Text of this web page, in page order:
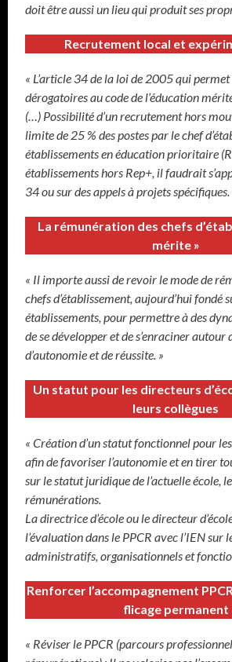
doit être aussi un lieu qui produit ses
Recrutement local et
« L’article 34 de la loi de 2005 qui
dérogatoires au code de l’éducation
(…) Possibilité d’un recrutement hors
limite de 25 % des postes par le chef
établissements en éducation prioritaire
établissements hors Rep+, il faudrait
34 ou sur des appels à projets spécifiques.
La rémunération des chefs
mérite »
« Il importe aussi de revoir le mode de
chefs d’établissement, aujourd’hui fondé
établissements, pour permettre à des
de se développer et de s’enraciner autour
d’autonomie et de réussite. »
Un statut pour les directeurs
leurs collègues
« Création d’un statut fonctionnel pour
afin de favoriser l’autonomie et en tirer
sur le statut juridique de l’actuelle école,
rémunérations.
La directrice d’école ou le directeur
l’évaluation dans le PPCR avec l’IEN sur
administratifs, organisationnels et
Renforcer l’accompagnement
flicage permanent
« Réviser le PPCR (parcours